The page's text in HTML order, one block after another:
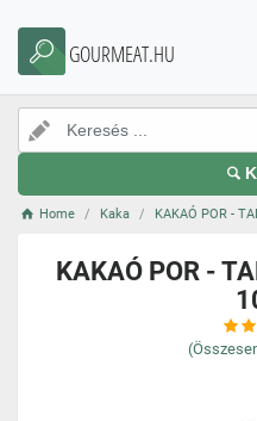
GOURMEAT.HU
Home Kaka KAKAÓ POR -
KAKAÓ POR -